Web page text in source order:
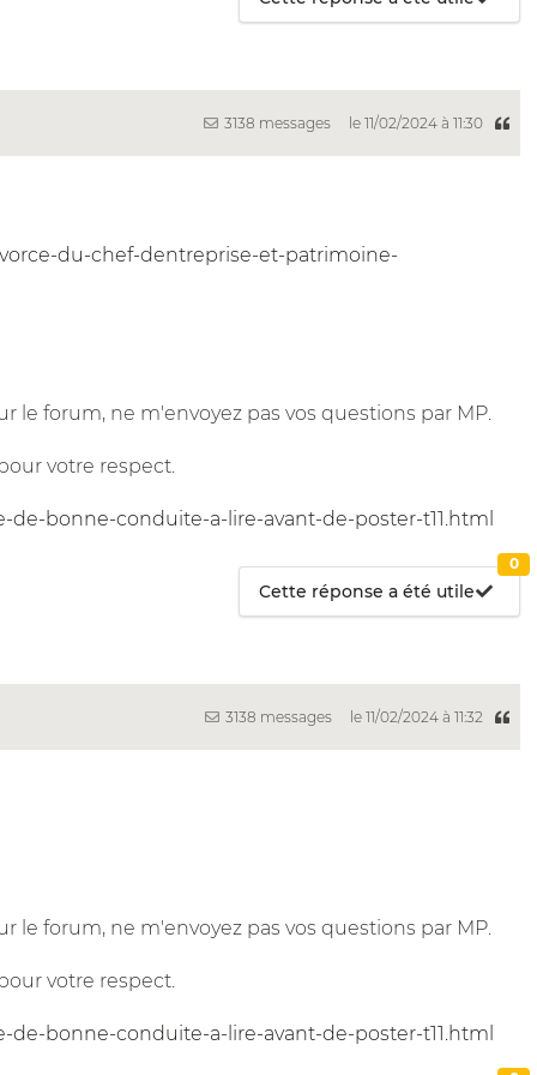
3138 messages le 11/02/2024 à 11:30
du-chef-dentreprise-et-patrimoine-
forum, ne m'envoyez pas vos questions par MP.
votre respect.
bonne-conduite-a-lire-avant-de-poster-t11.html
Cette réponse a été utile
0
3138 messages le 11/02/2024 à 11:32
forum, ne m'envoyez pas vos questions par MP.
votre respect.
bonne-conduite-a-lire-avant-de-poster-t11.html